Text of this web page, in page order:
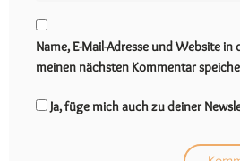
Name, E-Mail-Adresse und Website
meinen nächsten Kommentar
Ja, füge mich auch zu deiner